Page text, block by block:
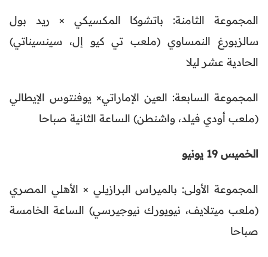
المجموعة الثامنة: باتشوكا المكسيكي × ريد بول
سالزبورغ النمساوي (ملعب تي كيو إل، سينسيناتي)
الحادية عشر ليلا
المجموعة السابعة: العين الإماراتي× يوفنتوس الإيطالي
(ملعب أودي فيلد، واشنطن) الساعة الثانية صباحا
الخميس 19 يونيو
المجموعة الأولى: بالميراس البرازيلي × الأهلي المصري
(ملعب ميتلايف، نيويورك نيوجيرسي) الساعة الخامسة
صباحا